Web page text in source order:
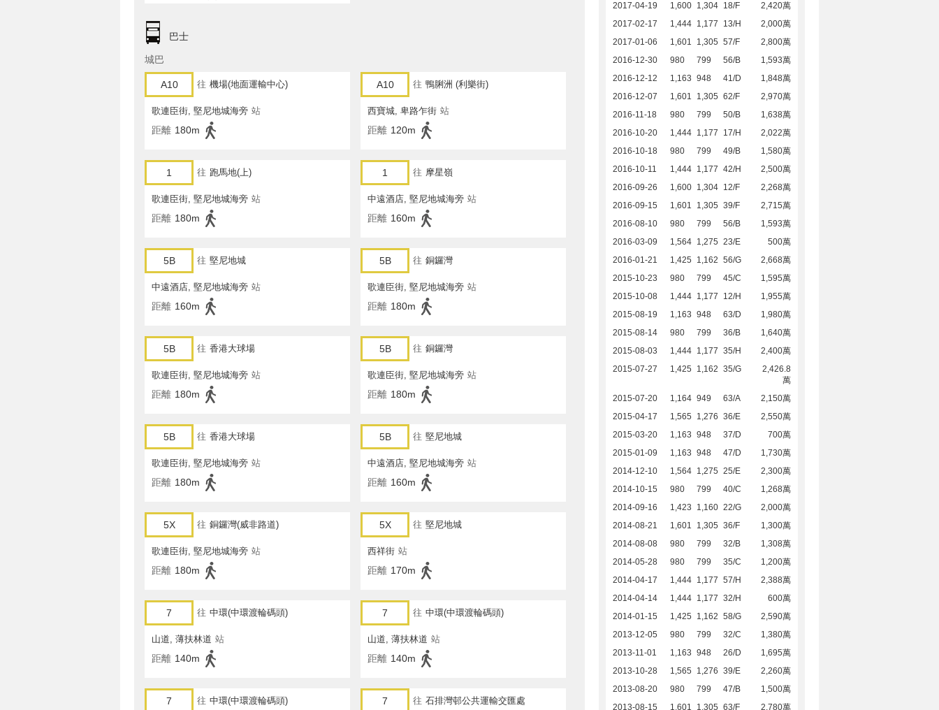
2017-04-19
1,600 1,304 18/F
2,420萬
2017-02-17
1,444 1,177 13/H
2,000萬
2017-01-06
1,601 1,305 57/F
2,800萬
2016-12-30
980 799 56/B
1,593萬
2016-12-12
1,163 948 41/D
1,848萬
2016-12-07
1,601 1,305 62/F
2,970萬
2016-11-18
980 799 50/B
1,638萬
2016-10-20
1,444 1,177 17/H
2,022萬
2016-10-18
980 799 49/B
1,580萬
2016-10-11
1,444 1,177 42/H
2,500萬
2016-09-26
1,600 1,304 12/F
2,268萬
2016-09-15
1,601 1,305 39/F
2,715萬
2016-08-10
980 799 56/B
1,593萬
2016-03-09
1,564 1,275 23/E
500萬
2016-01-21
1,425 1,162 56/G
2,668萬
2015-10-23
980 799 45/C
1,595萬
2015-10-08
1,444 1,177 12/H
1,955萬
2015-08-19
1,163 948 63/D
1,980萬
2015-08-14
980 799 36/B
1,640萬
2015-08-03
1,444 1,177 35/H
2,400萬
2015-07-27
1,425 1,162 35/G
2,426.8
萬
2015-07-20
1,164 949 63/A
2,150萬
2015-04-17
1,565 1,276 36/E
2,550萬
2015-03-20
1,163 948 37/D
700萬
2015-01-09
1,163 948 47/D
1,730萬
2014-12-10
1,564 1,275 25/E
2,300萬
2014-10-15
980 799 40/C
1,268萬
2014-09-16
1,423 1,160 22/G
2,000萬
2014-08-21
1,601 1,305 36/F
1,300萬
2014-08-08
980 799 32/B
1,308萬
2014-05-28
980 799 35/C
1,200萬
2014-04-17
1,444 1,177 57/H
2,388萬
2014-04-14
1,444 1,177 32/H
600萬
2014-01-15
1,425 1,162 58/G
2,590萬
2013-12-05
980 799 32/C
1,380萬
2013-11-01
1,163 948 26/D
1,695萬
2013-10-28
1,565 1,276 39/E
2,260萬
2013-08-20
980 799 47/B
1,500萬
2013-08-15
1,601 1,305 63/F 2,780萬
巴士
城巴
A10 往 機場(地面運輸中心)
歌連臣街, 堅尼地城海旁 站
距離 180m
A10 往 鴨脷洲 (利樂街)
西寶城, 卑路乍街 站
距離 120m
1 往 跑馬地(上)
歌連臣街, 堅尼地城海旁 站
距離 180m
1 往 摩星嶺
中遠酒店, 堅尼地城海旁 站
距離 160m
5B 往 堅尼地城
中遠酒店, 堅尼地城海旁 站
距離 160m
5B 往 銅鑼灣
歌連臣街, 堅尼地城海旁 站
距離 180m
5B 往 香港大球場
歌連臣街, 堅尼地城海旁 站
距離 180m
5B 往 銅鑼灣
歌連臣街, 堅尼地城海旁 站
距離 180m
5B 往 香港大球場
歌連臣街, 堅尼地城海旁 站
距離 180m
5B 往 堅尼地城
中遠酒店, 堅尼地城海旁 站
距離 160m
5X 往 銅鑼灣(威非路道)
歌連臣街, 堅尼地城海旁 站
距離 180m
5X 往 堅尼地城
西祥街 站
距離 170m
7 往 中環(中環渡輪碼頭)
山道, 薄扶林道 站
距離 140m
7 往 中環(中環渡輪碼頭)
山道, 薄扶林道 站
距離 140m
7 往 中環(中環渡輪碼頭) 7 往 石排灣邨公共運輸交匯處